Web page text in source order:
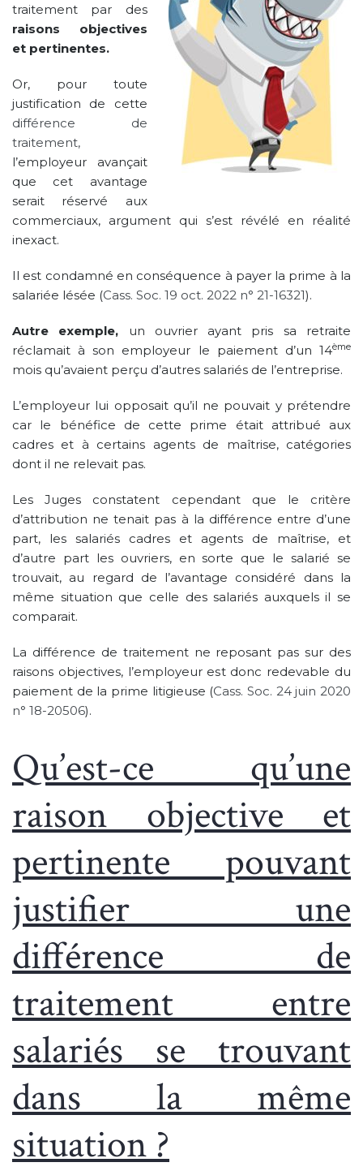
traitement par des
raisons objectives
et pertinentes.
Or, pour toute
justification de cette
différence de
traitement,
l’employeur avançait
que cet avantage
serait réservé aux
commerciaux, argument qui s’est révélé en réalité
inexact.
Il est condamné en conséquence à payer la prime à la
salariée lésée (Cass. Soc. 19 oct. 2022 n° 21-16321).
Autre exemple, un ouvrier ayant pris sa retraite
réclamait à son employeur le paiement d’un 14ème
mois qu’avaient perçu d’autres salariés de l’entreprise.
L’employeur lui opposait qu’il ne pouvait y prétendre
car le bénéfice de cette prime était attribué aux
cadres et à certains agents de maîtrise, catégories
dont il ne relevait pas.
Les Juges constatent cependant que le critère
d’attribution ne tenait pas à la différence entre d’une
part, les salariés cadres et agents de maîtrise, et
d’autre part les ouvriers, en sorte que le salarié se
trouvait, au regard de l’avantage considéré dans la
même situation que celle des salariés auxquels il se
comparait.
La différence de traitement ne reposant pas sur des
raisons objectives, l’employeur est donc redevable du
paiement de la prime litigieuse (Cass. Soc. 24 juin 2020
n° 18-20506).
Qu’est-ce qu’une
raison objective et
pertinente pouvant
justifier une
différence de
traitement entre
salariés se trouvant
dans la même
situation ?